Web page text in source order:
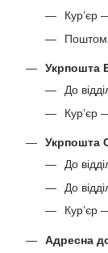
Кур’єр
Укрпошта
До
Кур’єр
Укрпошта
До
До
Кур’єр
Адресна